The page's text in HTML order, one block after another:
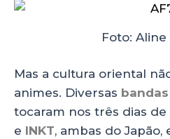
Foto: Aline
Mas a cultura oriental
animes. Diversas bandas
tocaram nos três dias
e INKT, ambas do Japão,